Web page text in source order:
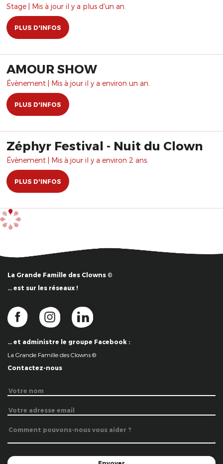
Stage | Mis à jour il y a plus d'un an.
PLUS D'INFOS
AMOUR SHOW
Évènement | Mis à jour il y a environ un an.
PLUS D'INFOS
Zéphyr Festival - Nuit du Clown
Évènement | Mis à jour il y a environ 2 ans.
PLUS D'INFOS
La Grande Famille des Clowns ©
… est sur les réseaux !
… et administre le groupe Facebook :
La Grande Famille des Clowns ©
Contactez-nous